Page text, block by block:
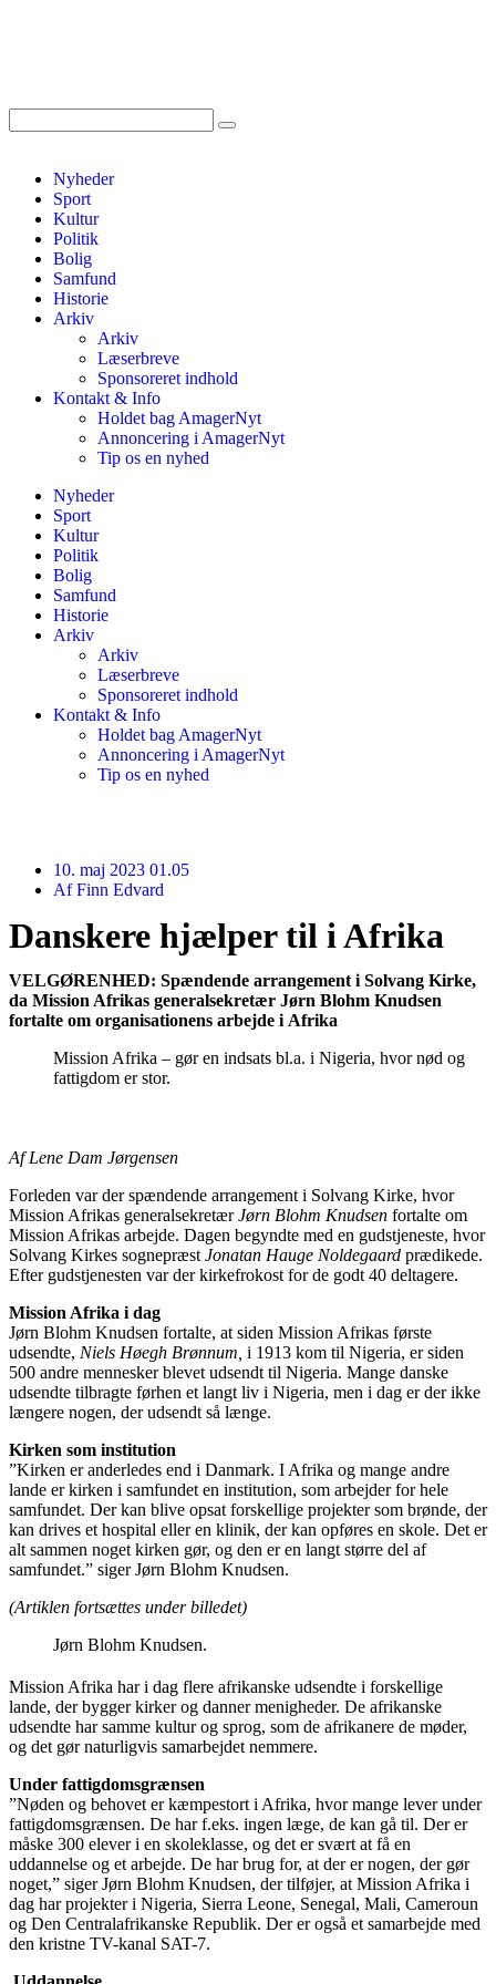
Nyheder
Sport
Kultur
Politik
Bolig
Samfund
Historie
Arkiv
Arkiv
Læserbreve
Sponsoreret indhold
Kontakt & Info
Holdet bag AmagerNyt
Annoncering i AmagerNyt
Tip os en nyhed
Nyheder
Sport
Kultur
Politik
Bolig
Samfund
Historie
Arkiv
Arkiv
Læserbreve
Sponsoreret indhold
Kontakt & Info
Holdet bag AmagerNyt
Annoncering i AmagerNyt
Tip os en nyhed
10. maj 2023 01.05
AfFinn Edvard
Danskere hjælper til i Afrika
VELGØRENHED: Spændende arrangement i Solvang Kirke,
da Mission Afrikas generalsekretær Jørn Blohm Knudsen
fortalte om organisationens arbejde i Afrika
Mission Afrika – gør en indsats bl.a. i Nigeria, hvor nød og
fattigdom er stor.
Af Lene Dam Jørgensen
Forleden var der spændende arrangement i Solvang Kirke, hvor
Mission Afrikas generalsekretærJørn Blohm Knudsen fortalte om
Mission Afrikas arbejde. Dagen begyndte med en gudstjeneste, hvor
Solvang Kirkes sognepræst Jonatan Hauge Noldegaard prædikede.
Efter gudstjenesten var der kirkefrokost for de godt 40 deltagere.
Mission Afrika i dag
Jørn Blohm Knudsen fortalte, at siden Mission Afrikas første
udsendte, Niels Høegh Brønnum, i 1913 kom til Nigeria, er siden
500 andre mennesker blevet udsendt til Nigeria. Mange danske
udsendte tilbragte førhen et langt liv i Nigeria, men i dag er der ikke
længere nogen, der udsendt så længe.
Kirken som institution
”Kirken er anderledes end i Danmark. I Afrika og mange andre
lande er kirken i samfundet en institution, som arbejder for hele
samfundet. Der kan blive opsat forskellige projekter som brønde, der
kan drives et hospital eller en klinik, der kan opføres en skole. Det er
alt sammen noget kirken gør, og den er en langt større del af
samfundet.” siger Jørn Blohm Knudsen.
(Artiklen fortsættes under billedet)
Jørn Blohm Knudsen.
Mission Afrika har i dag flere afrikanske udsendte i forskellige
lande, der bygger kirker og danner menigheder. De afrikanske
udsendte har samme kultur og sprog, som de afrikanere de møder,
og det gør naturligvis samarbejdet nemmere.
Under fattigdomsgrænsen
”Nøden og behovet er kæmpestort i Afrika, hvor mange lever under
fattigdomsgrænsen. De har f.eks. ingen læge, de kan gå til. Der er
måske 300 elever i en skoleklasse, og det er svært at få en
uddannelse og et arbejde. De har brug for, at der er nogen, der gør
noget,” siger Jørn Blohm Knudsen, der tilføjer, at Mission Afrika i
dag har projekter i Nigeria, Sierra Leone, Senegal, Mali, Cameroun
og Den Centralafrikanske Republik. Der er også et samarbejde med
den kristne TV-kanal SAT-7.